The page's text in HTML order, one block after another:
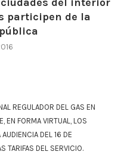
del interior
participen de la
REGULADOR DEL GAS EN
EN FORMA VIRTUAL, LOS
DEL 16 DE
TARIFAS DEL SERVICIO.